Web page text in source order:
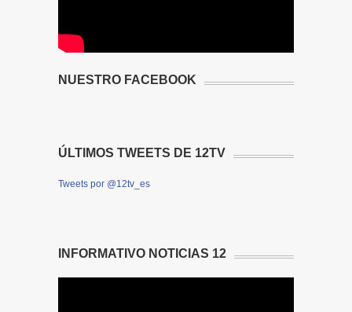
NUESTRO FACEBOOK
ÚLTIMOS TWEETS DE 12TV
Tweets por @12tv_es
INFORMATIVO NOTICIAS 12